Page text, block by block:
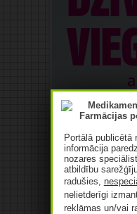
Portālā publicētā
informācija
nozares
atbildību
radušies,
nelietderīgi
reklāmas un/vai